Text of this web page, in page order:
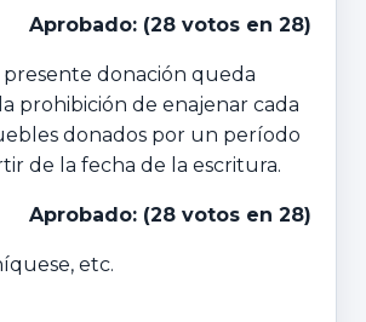
Aprobado: (28 votos en 28)
presente donación queda
prohibición de enajenar cada
donados por un período
de la fecha de la escritura.
Aprobado: (28 votos en 28)
etc.